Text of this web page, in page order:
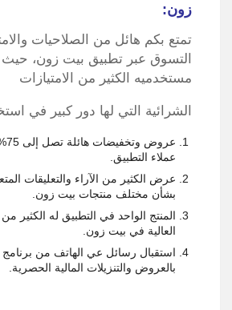
زون:
تمتع بكم هائل من الصلاحيات
التسوق عبر تطبيق بيت زون، حيث
مستخدميه الكثير من الامتيازات
الشرائية التي لها دور كبير في
عملاء التطبيق.
عرض الكثير من الآراء والتعليقات
بشأن مختلف منتجات بيت زون.
المنتج الواحد في التطبيق له الكثير
العالية في بيت زون.
استقبال رسائل عي الهاتف من
بالعروض والتنزيلات المالية الحصرية.